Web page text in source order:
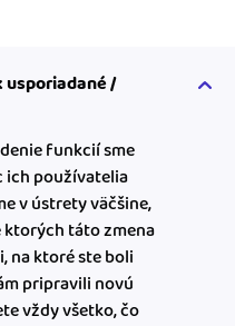
/
funkcií sme
ich používatelia
v ústrety väčšine,
ktorých táto zmena
na ktoré ste boli
pripravili novú
vždy všetko, čo